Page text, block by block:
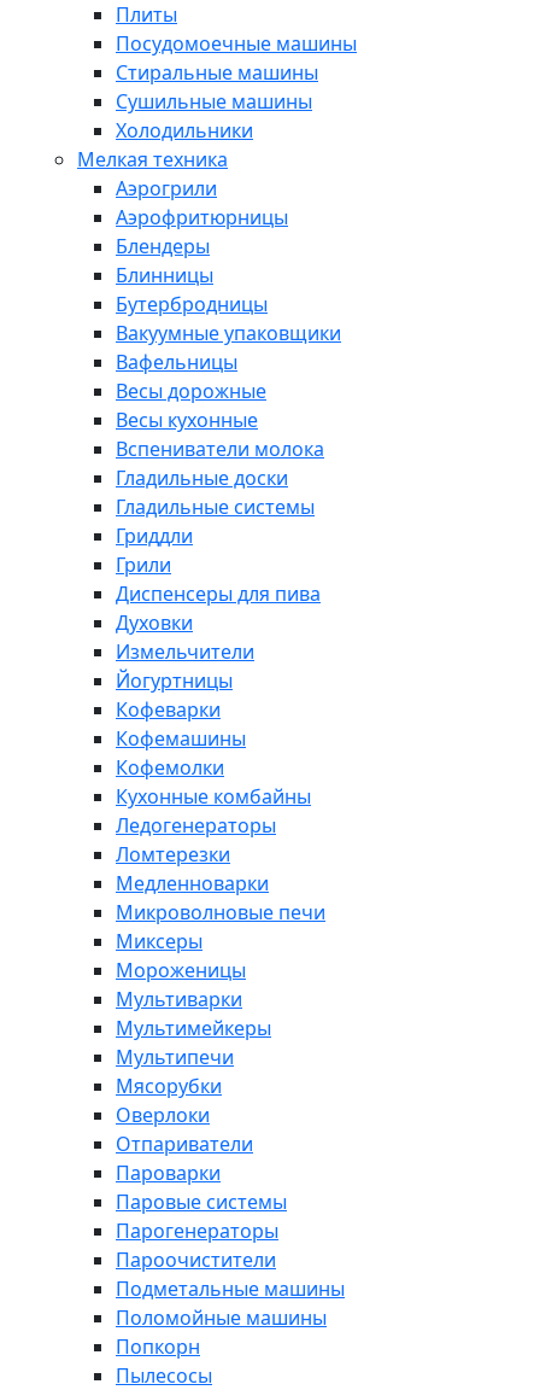
Плиты
Посудомоечные машины
Стиральные машины
Сушильные машины
Холодильники
Мелкая техника
Аэрогрили
Аэрофритюрницы
Блендеры
Блинницы
Бутербродницы
Вакуумные упаковщики
Вафельницы
Весы дорожные
Весы кухонные
Вспениватели молока
Гладильные доски
Гладильные системы
Гриддли
Грили
Диспенсеры для пива
Духовки
Измельчители
Йогуртницы
Кофеварки
Кофемашины
Кофемолки
Кухонные комбайны
Ледогенераторы
Ломтерезки
Медленноварки
Микроволновые печи
Миксеры
Мороженицы
Мультиварки
Мультимейкеры
Мультипечи
Мясорубки
Оверлоки
Отпариватели
Пароварки
Паровые системы
Парогенераторы
Пароочистители
Подметальные машины
Поломойные машины
Попкорн
Пылесосы